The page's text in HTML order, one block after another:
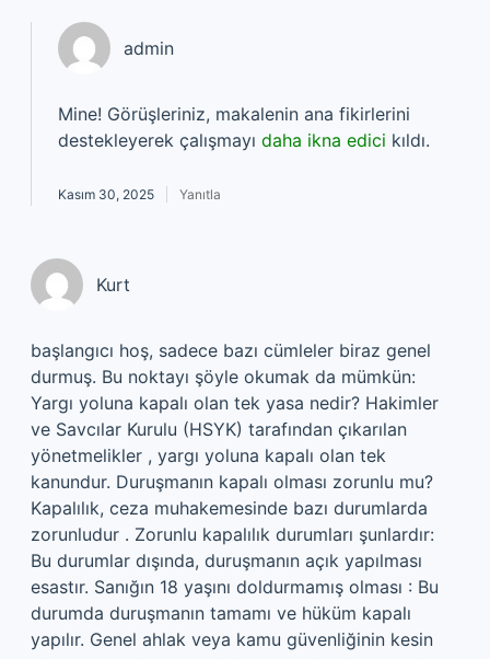
admin
Mine! Görüşleriniz, makalenin ana fikirlerini
destekleyerek çalışmayı daha ikna edici kıldı.
Kasım 30, 2025 Yanıtla
Kurt
başlangıcı hoş, sadece bazı cümleler biraz genel
durmuş. Bu noktayı şöyle okumak da mümkün:
Yargı yoluna kapalı olan tek yasa nedir? Hakimler
ve Savcılar Kurulu (HSYK) tarafından çıkarılan
yönetmelikler , yargı yoluna kapalı olan tek
kanundur. Duruşmanın kapalı olması zorunlu mu?
Kapalılık, ceza muhakemesinde bazı durumlarda
zorunludur . Zorunlu kapalılık durumları şunlardır:
Bu durumlar dışında, duruşmanın açık yapılması
esastır. Sanığın 18 yaşını doldurmamış olması : Bu
durumda duruşmanın tamamı ve hüküm kapalı
yapılır. Genel ahlak veya kamu güvenliğinin kesin